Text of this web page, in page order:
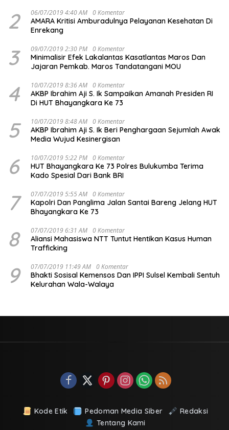
2 06/07/2019 4:40 AM 0 Komentar
AMARA Kritisi Amburadulnya Pelayanan Kesehatan Di
Enrekang
3 09/07/2019 2:30 PM 0 Komentar
Minimalisir Efek Lakalantas Kasatlantas Maros Dan
Jajaran Pemkab. Maros Tandatangani MOU
4 10/07/2019 8:36 AM 0 Komentar
AKBP Ibrahim Aji S. Ik Sampaikan Amanah Presiden RI
Di HUT Bhayangkara Ke 73
5 10/07/2019 8:48 AM 0 Komentar
AKBP Ibrahim Aji S. Ik Beri Penghargaan Sejumlah Awak
Media Wujud Kesinergisan
6 10/07/2019 5:22 PM 0 Komentar
HUT Bhayangkara Ke 73 Polres Bulukumba Terima
Kado Spesial Dari Bank BRI
7 07/07/2019 5:55 AM 0 Komentar
Kapolri Dan Panglima Jalan Santai Bareng Jelang HUT
Bhayangkara Ke 73
8 07/07/2019 6:31 AM 0 Komentar
Aliansi Mahasiswa NTT Tuntut Hentikan Kasus Human
Trafficking
9 07/07/2019 11:49 AM 0 Komentar
Bhakti Sosisal Kemensos Dan IPPI Sulsel Kembali Sentuh
Kelurahan Wala-Walaya
Kode Etik Pedoman Media Siber
Redaksi
Tentang Kami